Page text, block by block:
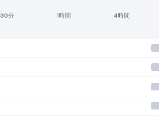
30分 1時間 4時間